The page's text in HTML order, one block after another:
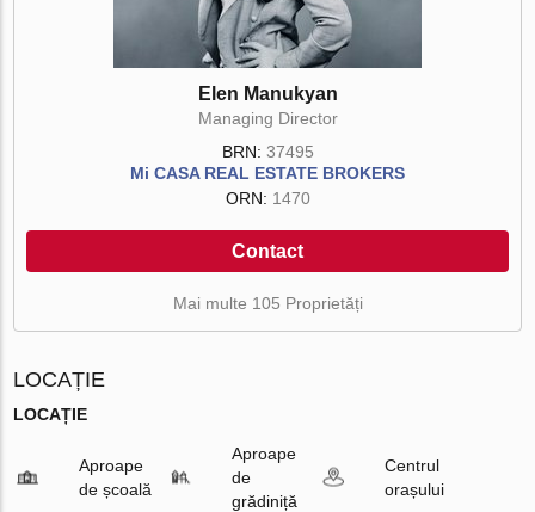
Elen Manukyan
Managing Director
BRN: 37495
Mi CASA REAL ESTATE BROKERS
ORN: 1470
Contact
Mai multe 105 Proprietăți
LOCAȚIE
LOCAȚIE
Aproape
de școală
Aproape
de
grădiniță
Centrul
orașului